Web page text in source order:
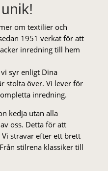
om textilier och
1951 verkat för att
inredning till hem
syr enligt Dina
stolta över. Vi lever för
inredning.
kedja utan alla
oss. Detta för att
strä­var efter ett brett
stil­rena klas­siker till